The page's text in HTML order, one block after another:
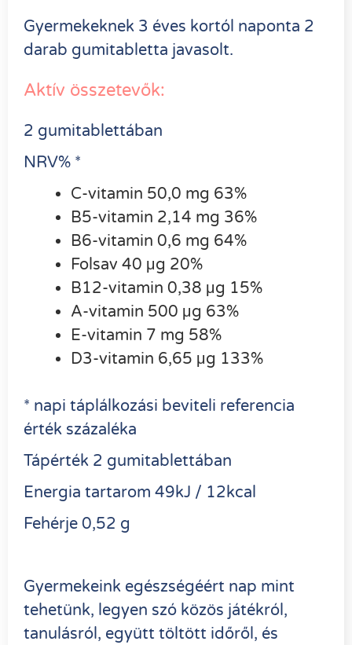
Gyermekeknek 3 éves kortól naponta 2
darab gumitabletta javasolt.
Aktív összetevők:
2 gumitablettában
NRV% *
C-vitamin 50,0 mg 63%
B5-vitamin 2,14 mg 36%
B6-vitamin 0,6 mg 64%
Folsav 40 μg 20%
B12-vitamin 0,38 μg 15%
A-vitamin 500 μg 63%
E-vitamin 7 mg 58%
D3-vitamin 6,65 μg 133%
* napi táplálkozási beviteli referencia
érték százaléka
Tápérték 2 gumitablettában
Energia tartarom 49kJ / 12kcal
Fehérje 0,52 g
Gyermekeink egészségéért nap mint
tehetünk, legyen szó közös játékról,
tanulásról, együtt töltött időről, és